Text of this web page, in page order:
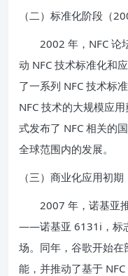
（二）标准化阶段（
2002 年，NFC 论坛
动 NFC 技术标准化和
了一系列 NFC 技术标
NFC 技术的大规模应
式发布了 NFC 相关的
全球范围内的发展。
（三）商业化应用初
2007 年，诺基亚推
——诺基亚 6131i，标
场。同年，谷歌开始
能，并推动了基于